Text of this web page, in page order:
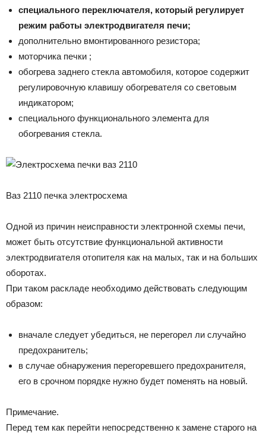
специального переключателя, который регулирует
режим работы электродвигателя печи;
дополнительно вмонтированного резистора;
моторчика печки ;
обогрева заднего стекла автомобиля, которое содержит
регулировочную клавишу обогревателя со световым
индикатором;
специального функционального элемента для
обогревания стекла.
Ваз 2110 печка электросхема
Одной из причин неисправности электронной схемы печи,
может быть отсутствие функциональной активности
электродвигателя отопителя как на малых, так и на больших
оборотах.
При таком раскладе необходимо действовать следующим
образом:
вначале следует убедиться, не перегорел ли случайно
предохранитель;
в случае обнаружения перегоревшего предохранителя,
его в срочном порядке нужно будет поменять на новый.
Примечание.
Перед тем как перейти непосредственно к замене старого на